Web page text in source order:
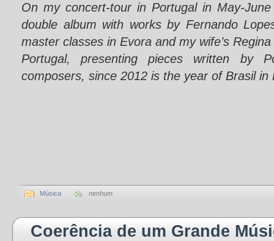
On my concert-tour in Portugal in May-
double album with works by Fernando
master classes in Evora and my wife’s
Portugal, presenting pieces written by
composers, since 2012 is the year of Brasil in
Música nenhum
Coerência de um Grande